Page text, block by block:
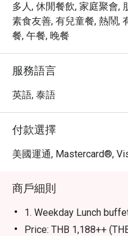
多人, 休閒餐飲, 家庭聚會,
素食友善, 有兒童餐, 熱鬧,
餐, 午餐, 晚餐
服務語言
英語, 泰語
付款選擇
美國運通, Mastercard®,
商戶細則
1. Weekday Lunch
Price: THB 1,188++